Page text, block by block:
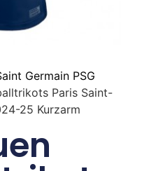
Germain PSG
Paris Saint-
25 Kurzarm